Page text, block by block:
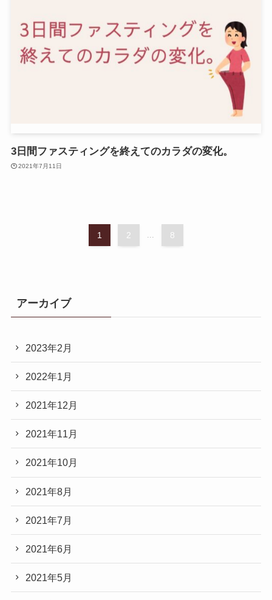
3日間ファスティングを終えてのカラダの変化。
2021年7月11日
1 2 ... 8
アーカイブ
2023年2月
2022年1月
2021年12月
2021年11月
2021年10月
2021年8月
2021年7月
2021年6月
2021年5月